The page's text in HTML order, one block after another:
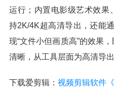
运行；内置电影级艺术效果
持2K/4K超高清导出，还能
现“文件小但画质高”的效果
清晰，从工具层面为高清导出
下载爱剪辑： 视频剪辑软件